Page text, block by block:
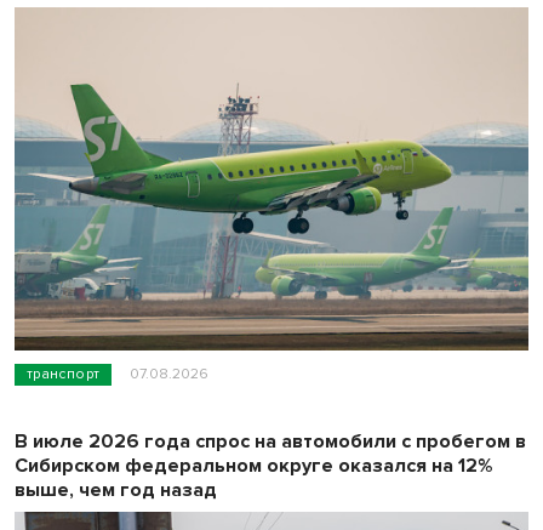
транспорт 07.08.2026
В июле 2026 года спрос на автомобили с пробегом в
Сибирском федеральном округе оказался на 12%
выше, чем год назад